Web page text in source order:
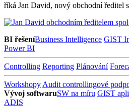
říká Jan David, nový obchodní ředitel
BI řešeníBusiness Intelligence GIST
Power BI
Controlling Reporting Plánování
Workshopy Audit controllingové
Vývoj softwaruSW na míru GIST
ADIS